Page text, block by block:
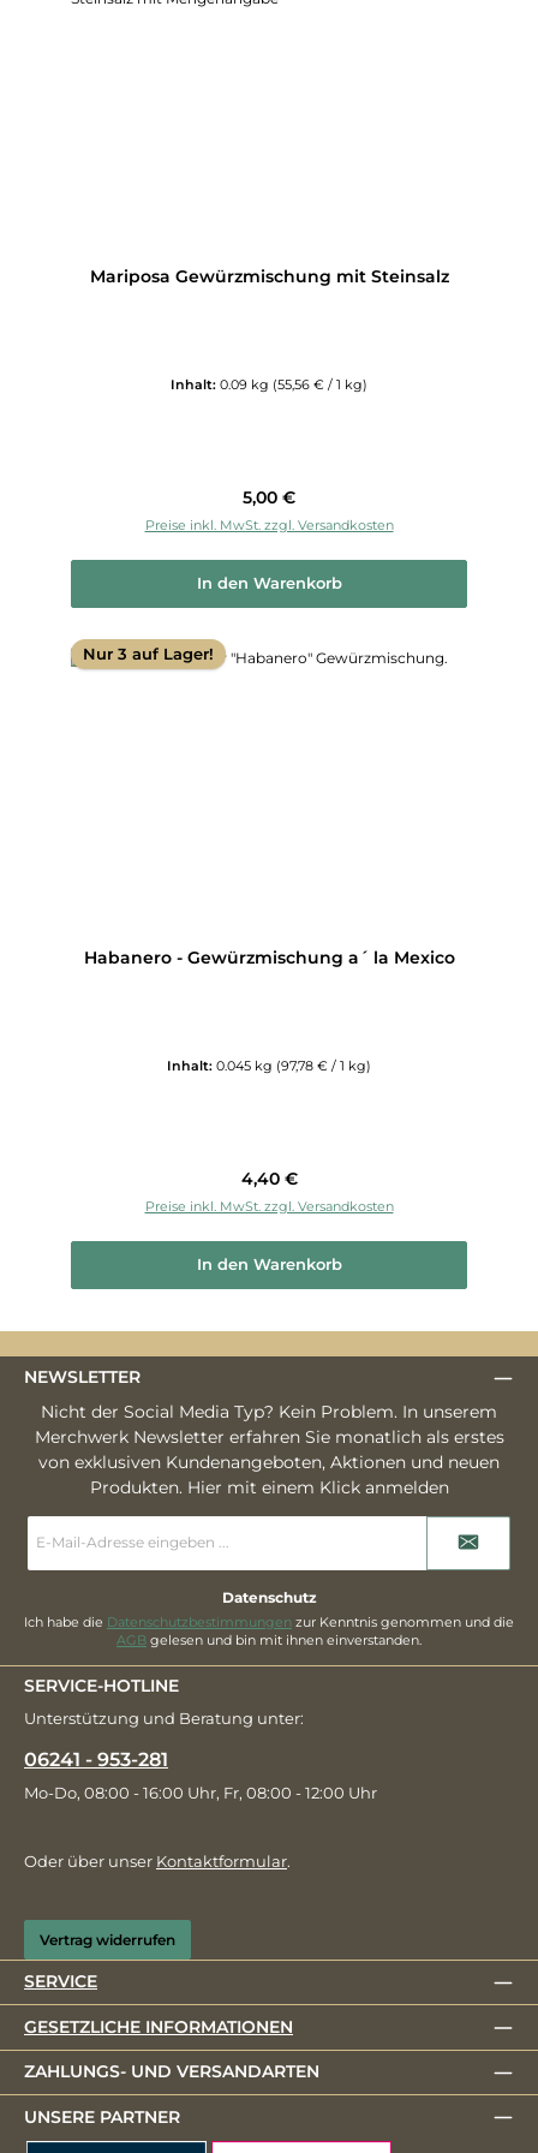
Mariposa Gewürzmischung mit Steinsalz
Inhalt: 0.09 kg (55,56 € / 1 kg)
Regulärer Preis:
5,00 €
Preise inkl. MwSt. zzgl. Versandkosten
In den Warenkorb
Nur 3 auf Lager!
Habanero - Gewürzmischung a´ la Mexico
Inhalt: 0.045 kg (97,78 € / 1 kg)
Regulärer Preis:
4,40 €
Preise inkl. MwSt. zzgl. Versandkosten
In den Warenkorb
NEWSLETTER
Nicht der Social Media Typ? Kein Problem. In unserem
Merchwerk Newsletter erfahren Sie monatlich als erstes
von exklusiven Kundenangeboten, Aktionen und neuen
Produkten. Hier mit einem Klick anmelden
Mail-
*
Datenschutz
Ich habe die Datenschutzbestimmungen zur Kenntnis genommen und die
AGB gelesen und bin mit ihnen einverstanden.
SERVICE-HOTLINE
Unterstützung und Beratung unter:
06241 - 953-281
Mo-Do, 08:00 - 16:00 Uhr, Fr, 08:00 - 12:00 Uhr
Oder über unser Kontaktformular.
Vertrag widerrufen
SERVICE
GESETZLICHE INFORMATIONEN
ZAHLUNGS- UND VERSANDARTEN
UNSERE PARTNER